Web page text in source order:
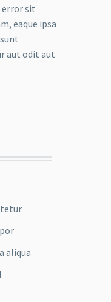
error sit
eaque ipsa
aut odit aut
aliqua